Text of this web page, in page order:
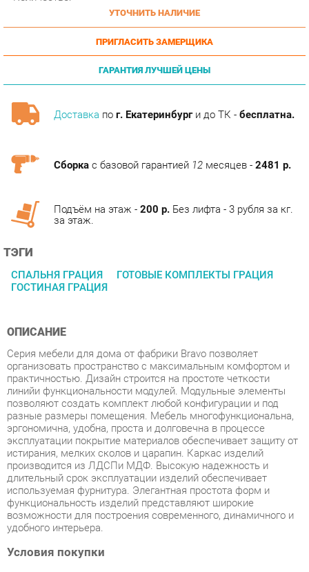
ПРИГЛАСИТЬ ЗАМЕРЩИКА
ГАРАНТИЯ ЛУЧШЕЙ ЦЕНЫ
Доставкапог. Екатеринбурги до ТК -бесплатна.
Подъём на этаж - 200 р.
ТЭГИ
ГОСТИНАЯ ГРАЦИЯ
ОПИСАНИЕ
организовать пространство с максимальным комфортом и
практичностью. Дизайн строится на простоте четкости
линийи функциональности модулей. Модульные элементы
позволяют создать комплект любой конфигурации и под
разные размеры помещения. Мебель многофункциональна,
эргономична, удобна, проста и долговечна в процессе
эксплуатации покрытие материалов обеспечивает защиту от
истирания, мелких сколов и царапин. Каркас изделий
производится из ЛДСПи МДФ. Высокую надежность и
длительный срок эксплуатации изделий обеспечивает
используемая фурнитура. Элегантная простота форм и
функциональность изделий представляют широкие
возможности для построения современного, динамичного и
удобного интерьера.
Условия покупки
Благодаря качественным фото, исчерпывающей информации
покупателей маркетплэйса «Спальни-Екатеринбург» купить